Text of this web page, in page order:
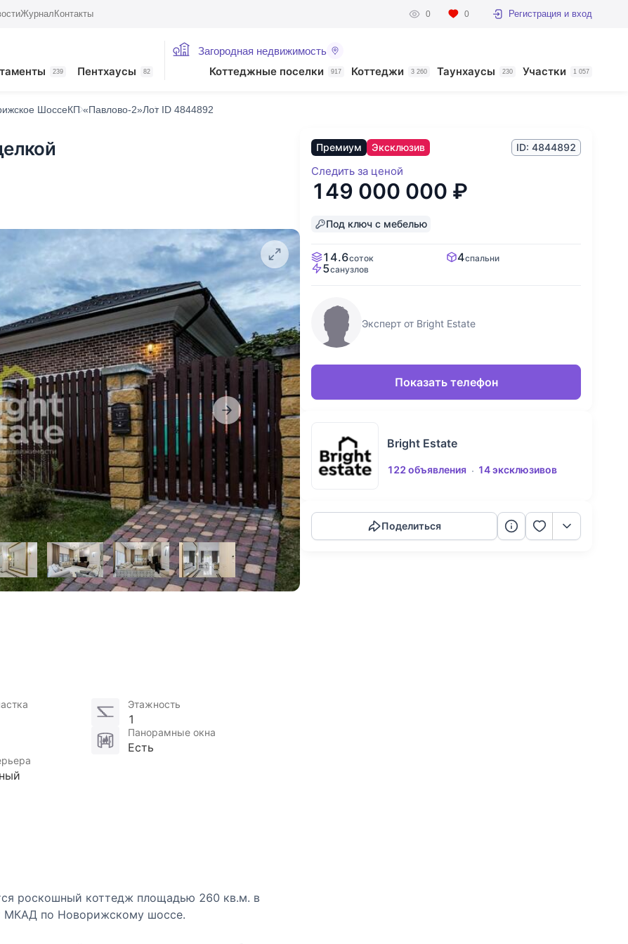
Журнал Контакты 0 0 Регистрация и вход
239 Пентхаусы 82
Загородная недвижимость
Коттеджные поселки 917 Коттеджи 3 260 Таунхаусы 230 Участки 1 057
ШоссеКП «Павлово-2»Лот ID 4844892
Этажность
1
Панорамные окна
Есть
роскошный коттедж площадью 260 кв.м. в
МКАД по Новорижскому шоссе.
Премиум Эксклюзив ID: 4844892
Следить за ценой
149 000 000 ₽
Под ключ с мебелью
14.6соток 4спальни
5санузлов
Эксперт от Bright Estate
Показать телефон
Bright Estate
122 объявления 14 эксклюзивов
Поделиться